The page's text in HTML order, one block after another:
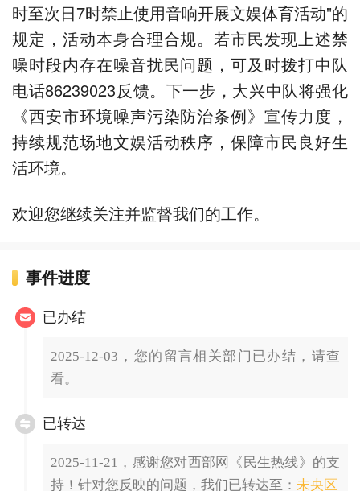
时至次日7时禁止使用音响开展文娱体育活动"的
规定，活动本身合理合规。若市民发现上述禁
噪时段内存在噪音扰民问题，可及时拨打中队
电话86239023反馈。下一步，大兴中队将强化
《西安市环境噪声污染防治条例》宣传力度，
持续规范场地文娱活动秩序，保障市民良好生
活环境。
欢迎您继续关注并监督我们的工作。
事件进度
已办结
2025-12-03，您的留言相关部门已办结，请查
看。
已转达
2025-11-21，感谢您对西部网《民生热线》的支
持！针对您反映的问题，我们已转达至： 未央区